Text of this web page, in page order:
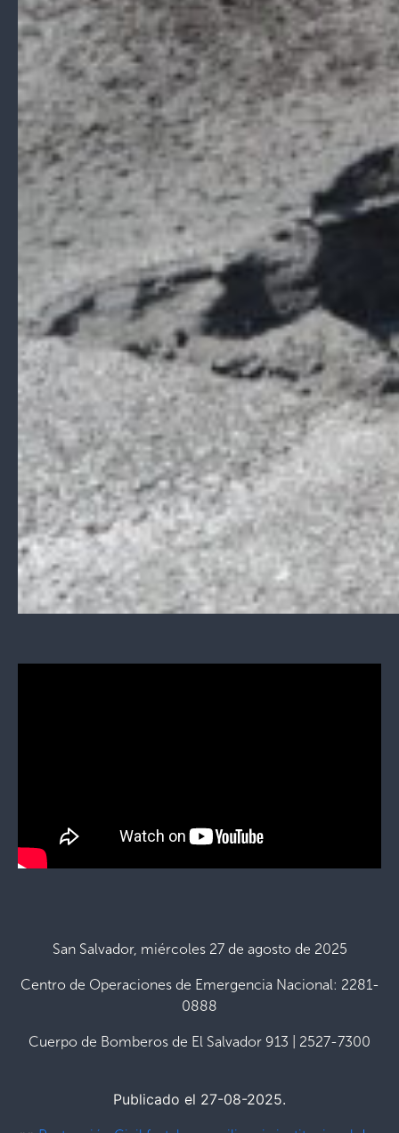
San Salvador, miércoles 27 de agosto de 2025
Centro de Operaciones de Emergencia Nacional: 2281-
0888
Cuerpo de Bomberos de El Salvador 913 | 2527-7300
Publicado el 27-08-2025.